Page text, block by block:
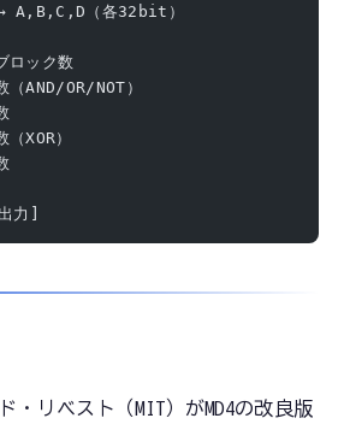
A,B,C,D（各32bit）
ック数
AND/OR/NOT）
XOR）
力]
・リベスト（MIT）がMD4の改良版